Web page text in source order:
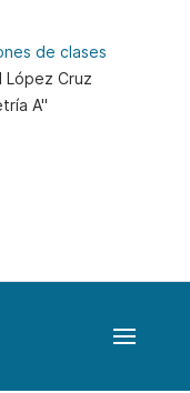
de clases
López Cruz
A"